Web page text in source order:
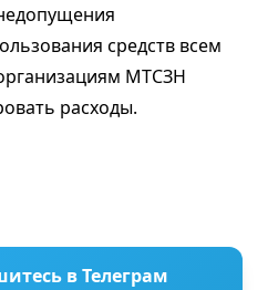
средств всем
МТСЗН
расходы.
в Телеграм